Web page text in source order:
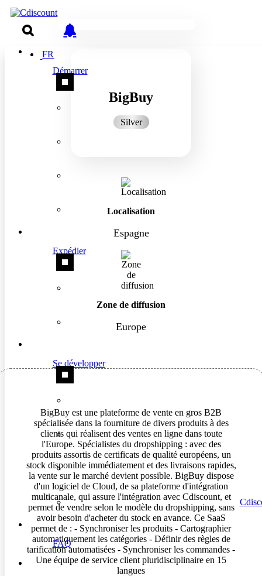
FR
Démarrer
Expédier
Se développer
FAQ
BigBuy
Silver
Localisation
Espagne
Zone de diffusion
Europe
BigBuy est une plateforme de vente en gros B2B
spécialisée dans la fourniture de divers produits à des
clients qui réalisent des ventes en ligne dans toute
l'Europe. Spécialistes du dropshipping : avec des
produits assortis de certificats de qualité européens, un
stock disponible immédiatement et des livraisons rapides,
la vente sur le marché devient possible. BigBuy dispose
d'un logiciel de Cloud, de sa plateforme d'intégration
multicanale, qui assure l'intégration avec Cdiscount, et
permet de vendre selon le modèle du dropshipping, sans
avoir besoin d'acheter du stock en avance. Ce SaaS
permet de : - Synchroniser les produits - Cartographier
automatiquement les catégories - Définir des règles de
tarification automatisées - Synchroniser les commandes -
Une équipe de service client pluridisciplinaire en 15
langues